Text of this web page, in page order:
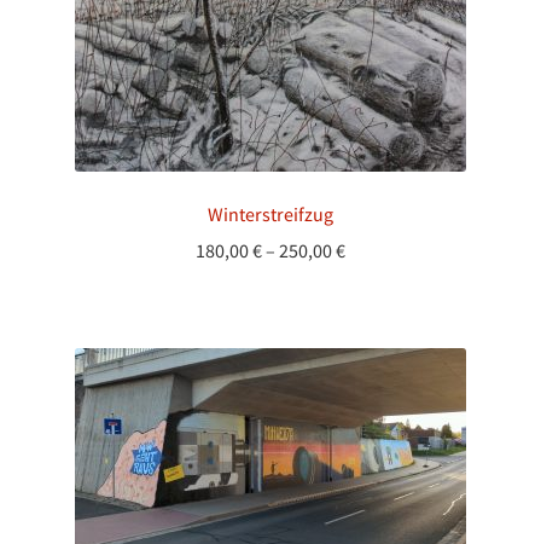
Winterstreifzug
180,00€– 250,00€Preisspanne: